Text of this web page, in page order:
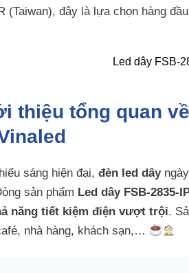
(Taiwan), đây là lựa chọn hàng
thiệu tổng quan
sáng hiện đại, đèn led dâyngày
sản phẩm Led dây FSB-2835-
năng tiết kiệm điện vượt trội.
nhà hàng, khách sạn,…